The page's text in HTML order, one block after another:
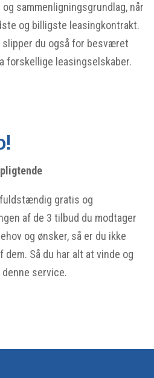
sammenligningsgrundlag, når
og billigste leasingkontrakt.
slipper du også for besværet
forskellige leasingselskaber.
fuldstændig gratis og
af de 3 tilbud du modtager
og ønsker, så er du ikke
Så du har alt at vinde og
service.